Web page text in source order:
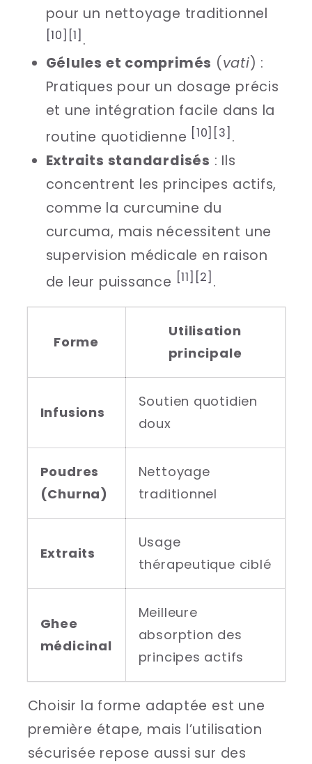
pour un nettoyage traditionnel
[10] [1] .
Gélules et comprimés (vati) :
Pratiques pour un dosage précis
et une intégration facile dans la
routine quotidienne [10] [3] .
Extraits standardisés : Ils
concentrent les principes actifs,
comme la curcumine du
curcuma, mais nécessitent une
supervision médicale en raison
de leur puissance [11] [2] .
Forme
Utilisation
principale
Infusions
Soutien quotidien
doux
Poudres
(Churna)
Nettoyage
traditionnel
Extraits
Usage
thérapeutique ciblé
Ghee
médicinal
Meilleure
absorption des
principes actifs
Choisir la forme adaptée est une
première étape, mais l’utilisation
sécurisée repose aussi sur des